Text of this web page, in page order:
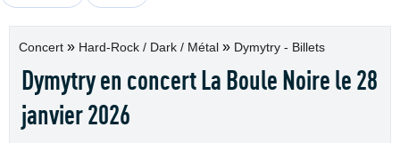
Concert » Hard-Rock / Dark / Métal » Dymytry - Billets
Dymytry en concert La Boule Noire le 28
janvier 2026